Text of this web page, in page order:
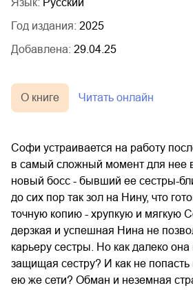
Язык: Русский
Год издания: 2025
Добавлена: 29.04.25
О книге Читать онлайн
Софи устраивается на работу
в самый сложный момент для нее
новый босс - бывший ее сестры-
до сих пор так зол на Нину, что
точную копию - хрупкую и мягкую
дерзкая и успешная Нина не
карьеру сестры. Но как далеко она
защищая сестру? И как не
ею же сети? Обман и неземная